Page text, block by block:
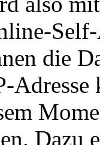
die
Dazu